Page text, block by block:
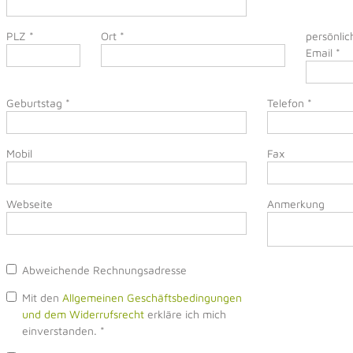
PLZ * Ort *
Email *
Geburtstag * Telefon *
Mobil Fax
Webseite Anmerkung
Abweichende Rechnungsadresse
Mit denAllgemeinen Geschäftsbedingungen
und dem Widerrufsrecht erkläre ich mich
einverstanden. *